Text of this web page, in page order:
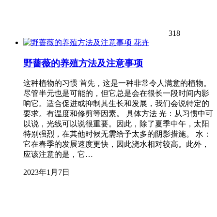
318
花卉
野蔷薇的养殖方法及注意事项
这种植物的习惯 首先，这是一种非常令人满意的植物。
尽管半元也是可能的，但它总是会在很长一段时间内影
响它。适合促进或抑制其生长和发展，我们会说特定的
要求。有温度和修剪等因素。 具体方法 光：从习惯中可
以说，光线可以说很重要。因此，除了夏季中午，太阳
特别强烈，在其他时候无需给予太多的阴影措施。 水：
它在春季的发展速度更快，因此浇水相对较高。此外，
应该注意的是，它…
2023年1月7日